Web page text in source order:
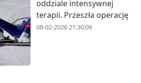
oddziale intensywnej
terapii. Przeszła operację
08-02-2026 21:30:09